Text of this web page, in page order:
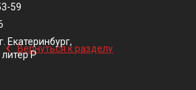
‹ Вернуться к разделу
59
Екатеринбург,
Р